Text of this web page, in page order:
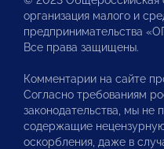
организация малого и
предпринимательства
Все права защищены.
Комментарии на сайте
Согласно требованиям
законодательства, мы не
содержащие
оскорбления, даже в